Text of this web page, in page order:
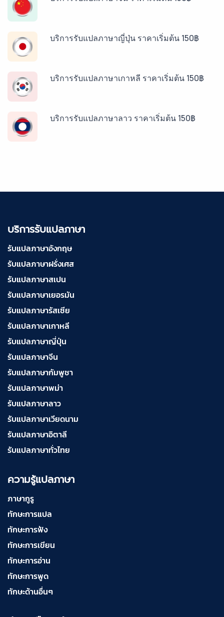
บริการรับแปลภาษาญี่ปุ่น ราคาเริ่มต้น 150฿
บริการรับแปลภาษาเกาหลี ราคาเริ่มต้น 150฿
บริการรับแปลภาษาลาว ราคาเริ่มต้น 150฿
บริการรับแปลภาษาฝรั่งเศส ราคาเริ่มต้น 150฿
บริการรับแปลภาษาเยอรมัน ราคาเริ่มต้น 150฿
บริการรับแปลภาษาทั่วไทย ราคาเริ่มต้น 150฿
บริการรับแปลภาษา
รับแปลภาษาอังกฤษ
รับแปลภาษาฝรั่งเศส
รับแปลภาษาสเปน
รับแปลภาษาเยอรมัน
รับแปลภาษารัสเซีย
รับแปลภาษาเกาหลี
รับแปลภาษาญี่ปุ่น
รับแปลภาษาจีน
รับแปลภาษากัมพูชา
รับแปลภาษาพม่า
รับแปลภาษาลาว
รับแปลภาษาเวียดนาม
รับแปลภาษาอิตาลี
รับแปลภาษาทั่วไทย
ความรู้แปลภาษา
ภาษากูรู
ทักษะการแปล
ทักษะการฟัง
ทักษะการเขียน
ทักษะการอ่าน
ทักษะการพูด
ทักษะด้านอื่นๆ